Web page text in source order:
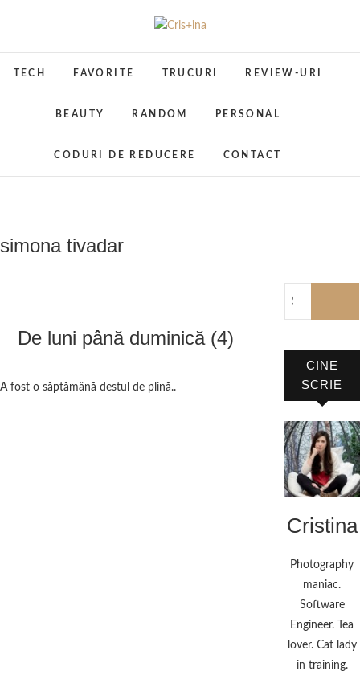
Cris+ina
TECH FAVORITE TRUCURI REVIEW-URI
BEAUTY RANDOM PERSONAL
CODURI DE REDUCERE CONTACT
simona tivadar
De luni până duminică (4)
A fost o săptămână destul de plină..
CINE
SCRIE
Cristina
Photography
maniac.
Software
Engineer. Tea
lover. Cat lady
in training.